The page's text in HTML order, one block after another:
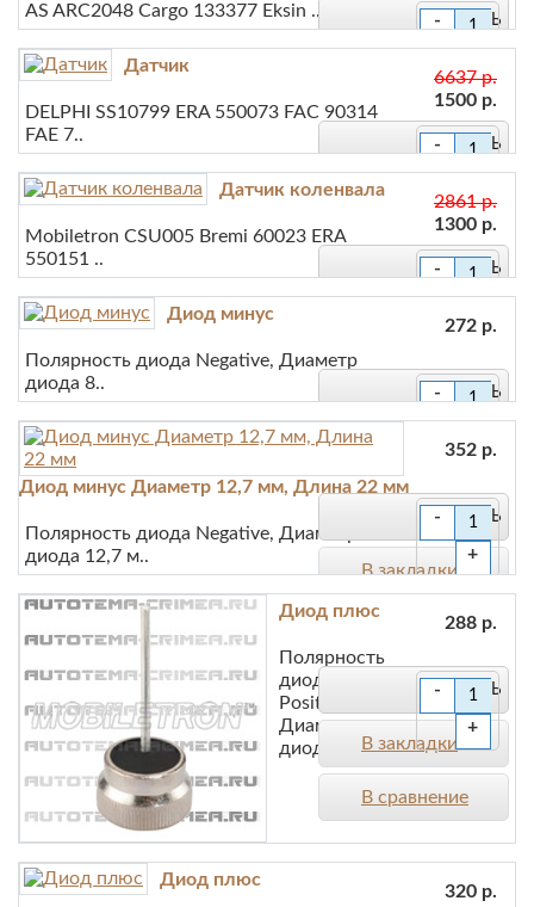
В сравнение
AS ARC2048 Cargo 133377 Eksin ..
-
В закладки
В сравнение
Датчик
DELPHI SS10799 ERA 550073 FAC 90314
FAE 7..
6637 р.
1500 р.
-
В закладки
В сравнение
Датчик коленвала
Mobiletron CSU005 Bremi 60023 ERA
550151 ..
2861 р.
1300 р.
-
В закладки
В сравнение
Диод минус
Полярность диода Negative, Диаметр
диода 8..
272 р.
-
В закладки
В сравнение
Диод минус Диаметр 12,7 мм, Длина 22 мм
Полярность диода Negative, Диаметр
диода 12,7 м..
352 р.
-
+
В закладки
В сравнение
Диод плюс
Полярность
диода
Positive,
Диаметр
диода 12.8 м..
288 р.
-
+
В закладки
В сравнение
Диод плюс
320 р.